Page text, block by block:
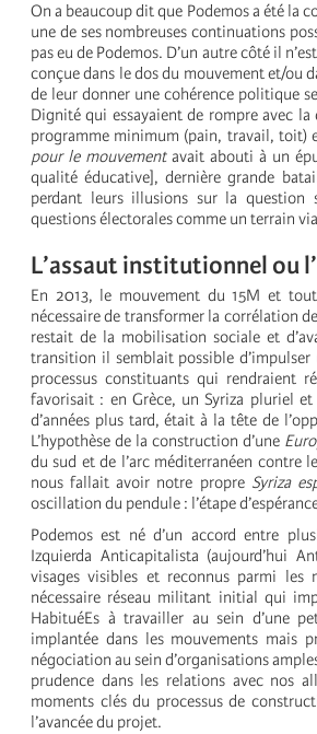
On a beaucoup dit que Podemos a été la
une de ses nombreuses continuations
pas eu de Podemos. D’un autre côté il
conçue dans le dos du mouvement et/ou
de leur donner une cohérence politique
Dignité qui essayaient de rompre avec
programme minimum (pain, travail, toit)
pour le mouvementavait abouti à un
qualité éducative], dernière grande
perdant leurs illusions sur la question
questions électorales comme un terrain
L’assaut institutionnel ou
En 2013, le mouvement du 15M et
nécessaire de transformer la corrélation
restait de la mobilisation sociale et
transition il semblait possible
processus constituants qui rendraient
favorisait : en Grèce, un Syriza pluriel
d’années plus tard, était à la tête de
L’hypothèse de la construction d’une
du sud et de l’arc méditerranéen contre
nous fallait avoir notre propre Syriza
oscillation du pendule : l’étape
Podemos est né d’un accord entre
Izquierda Anticapitalista (aujourd’hui
visages visibles et reconnus parmi
nécessaire réseau militant initial qui
HabituéEs à travailler au sein d’une
implantée dans les mouvements mais
négociation au sein d’organisations
prudence dans les relations avec nos
moments clés du processus de
l’avancée du projet.